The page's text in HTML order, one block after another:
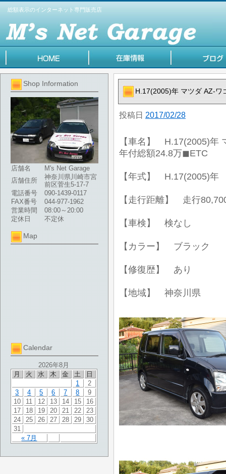
総額表示のインターネット専門販売店
Shop Information
店舗名
M's Net Garage
店舗住所
神奈川県川崎市宮
前区菅生5-17-7
電話番号
090-1439-0117
FAX番号
044-977-1962
営業時間
08:00～20:00
定休日
不定休
Map
Calendar
2026年8月
月
火 水 木 金 土 日
« 7月
1
2
3
4 5 6 7 8
9
10
11 12 13 14 15
16
17
18 19 20 21 22
23
24
25 26 27 28 29
30
31
H.17(2005)年 マツダ AZ-
投稿日 2017/02/28
【車名】 H.17(2005)年
年付総額24.8万◼︎ETC
【年式】 H.17(2005)年
【走行距離】 走行
【車検】 検なし
【カラー】 ブラック
【修復歴】 あり
【地域】 神奈川県